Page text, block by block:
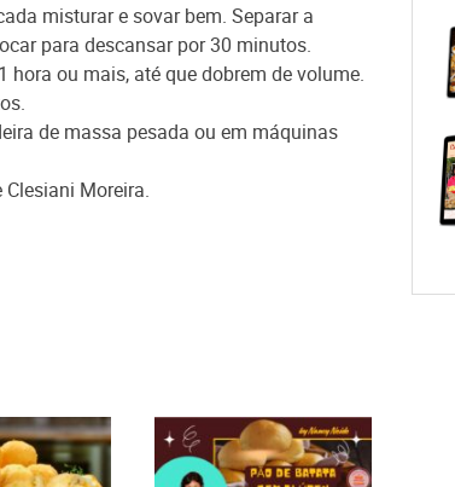
misturar e sovar bem. Separar a
para descansar por 30 minutos.
hora ou mais, até que dobrem de volume.
de massa pesada ou em máquinas
Moreira.